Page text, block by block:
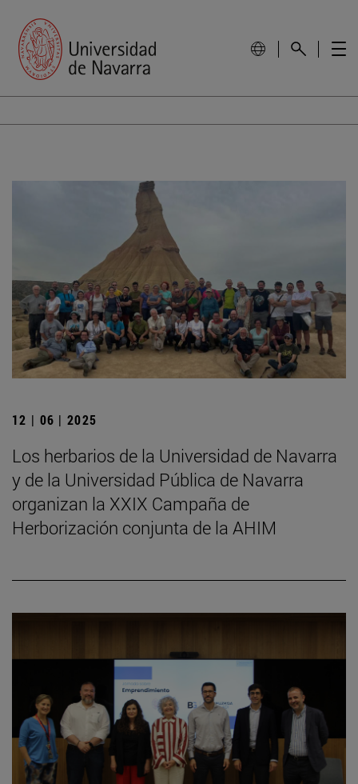
12 | 06 | 2025
Los herbarios de la Universidad de Navarra
y de la Universidad Pública de Navarra
organizan la XXIX Campaña de
Herborización conjunta de la AHIM